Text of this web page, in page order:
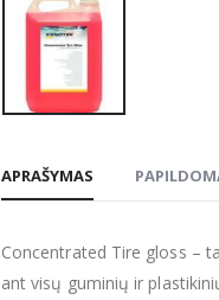
APRAŠYMAS
Concentrated Tire gloss –
ant visų guminių ir